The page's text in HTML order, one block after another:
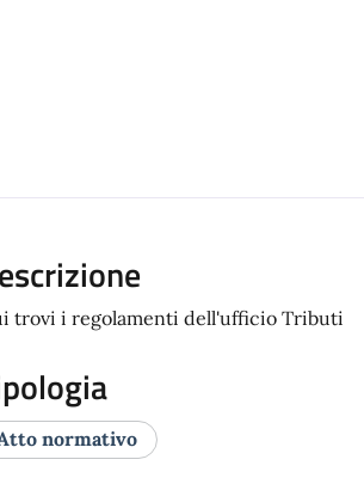
trovi i regolamenti dell'ufficio Tributi
normativo